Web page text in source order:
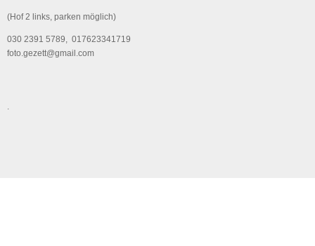
(Hof 2 links, parken möglich)
030 2391 5789, 017623341719
foto.gezett@gmail.com
.